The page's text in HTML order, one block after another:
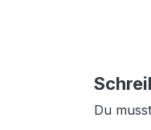
Du musst